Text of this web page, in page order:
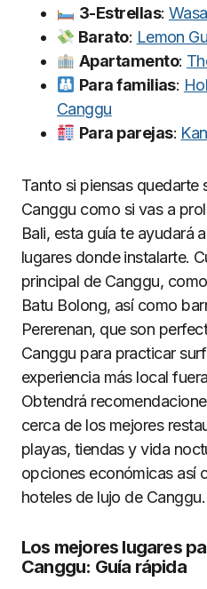
3-Estrellas:
Barato: Lemon
Apartamento:
Para familias:
Canggu
Para parejas:
Tanto si piensas quedarte
Canggu como si vas a
Bali, esta guía te ayudará
lugares donde instalarte.
principal de Canggu,
Batu Bolong, así como
Pererenan, que son
Canggu para practicar
experiencia más local
Obtendrá
cerca de los mejores
playas, tiendas y vida
opciones económicas así
hoteles de lujo de Canggu.
Los mejores lugares
Canggu: Guía rápida